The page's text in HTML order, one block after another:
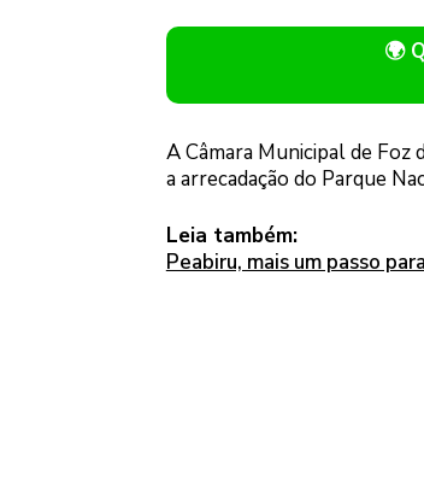
🌍
A Câmara Municipal de
a arrecadação do Parque
Leia também:
Peabiru, mais um passo